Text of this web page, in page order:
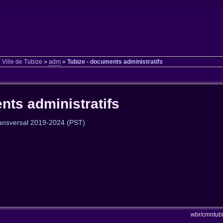
Ville de Tubize »adm »Tubize - documents administratifs
administratifs
2019-2024 (PST)
wbr/